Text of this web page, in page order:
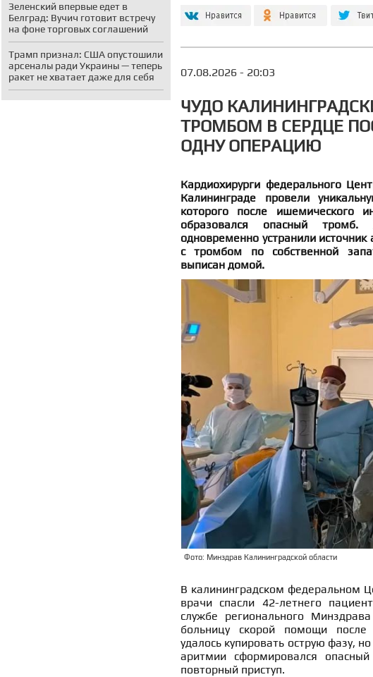
Зеленский впервые едет в
Белград: Вучич готовит встречу
на фоне торговых соглашений
Трамп признал: США опустошили
арсеналы ради Украины — теперь
ракет не хватает даже для себя
07.08.2026 - 20:03
ЧУДО
ТРОМБОМ В СЕРДЦЕ
ОДНУ ОПЕРАЦИЮ
Кардиохирурги федерального
Калининграде провели
которого после ишемического
образовался опасный
одновременно устранили
с тромбом по собственной
выписан домой.
Фото: Минздрав Калининградской области
В калининградском федеральном
врачи спасли 42-летнего
службе регионального
больницу скорой помощи после
удалось купировать острую фазу,
аритмии сформировался
повторный приступ.